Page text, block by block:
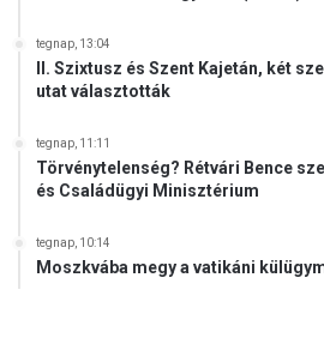
tegnap, 13:04
II. Szixtusz és Szent Kajetán, két
utat választották
tegnap, 11:11
Törvénytelenség? Rétvári Bence
és Családügyi Minisztérium
tegnap, 10:14
Moszkvába megy a vatikáni